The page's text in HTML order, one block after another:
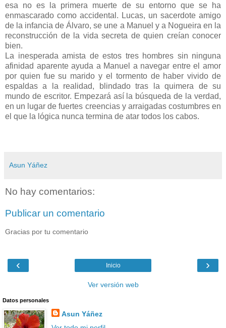
esa no es la primera muerte de su entorno que se ha
enmascarado como accidental. Lucas, un sacerdote amigo
de la infancia de Álvaro, se une a Manuel y a Nogueira en la
reconstrucción de la vida secreta de quien creían conocer
bien.
La inesperada amista de estos tres hombres sin ninguna
afinidad aparente ayuda a Manuel a navegar entre el amor
por quien fue su marido y el tormento de haber vivido de
espaldas a la realidad, blindado tras la quimera de su
mundo de escritor. Empezará así la búsqueda de la verdad,
en un lugar de fuertes creencias y arraigadas costumbres en
el que la lógica nunca termina de atar todos los cabos.
Asun Yáñez
No hay comentarios:
Publicar un comentario
Gracias por tu comentario
‹ ›
Inicio
Ver versión web
Datos personales
Asun Yáñez